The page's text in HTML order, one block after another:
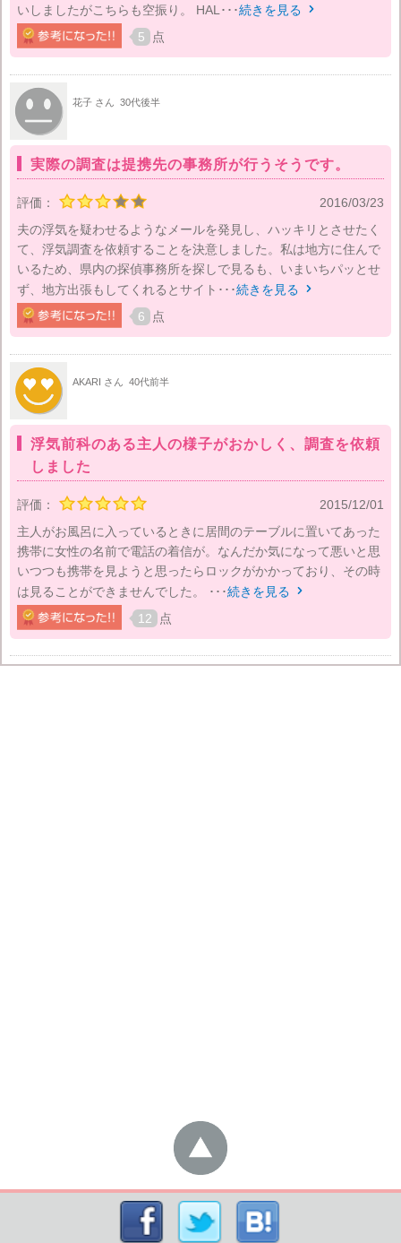
いしましたがこちらも空振り。 HAL･･･続きを見る 
5 点
花子 さん 30代後半
実際の調査は提携先の事務所が行うそうです。
評価：
2016/03/23
夫の浮気を疑わせるようなメールを発見し、ハッキリとさせたく
て、浮気調査を依頼することを決意しました。私は地方に住んで
いるため、県内の探偵事務所を探しで見るも、いまいちパッとせ
ず、地方出張もしてくれるとサイト･･･続きを見る 
6 点
AKARI さん 40代前半
浮気前科のある主人の様子がおかしく、調査を依頼
しました
評価：
2015/12/01
主人がお風呂に入っているときに居間のテーブルに置いてあった
携帯に女性の名前で電話の着信が。なんだか気になって悪いと思
いつつも携帯を見ようと思ったらロックがかかっており、その時
は見ることができませんでした。 ･･･続きを見る 
12 点